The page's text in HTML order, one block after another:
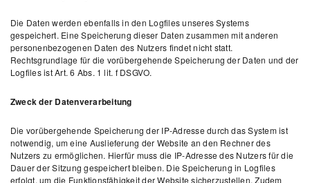
Die Daten werden ebenfalls in den Logfiles unseres Systems
gespeichert. Eine Speicherung dieser Daten zusammen mit anderen
personenbezogenen Daten des Nutzers findet nicht statt.
Rechtsgrundlage für die vorübergehende Speicherung der Daten und der
Logfiles ist Art. 6 Abs. 1 lit. f DSGVO.
Zweck der Datenverarbeitung
Die vorübergehende Speicherung der IP-Adresse durch das System ist
notwendig, um eine Auslieferung der Website an den Rechner des
Nutzers zu ermöglichen. Hierfür muss die IP-Adresse des Nutzers für die
Dauer der Sitzung gespeichert bleiben. Die Speicherung in Logfiles
erfolgt, um die Funktionsfähigkeit der Website sicherzustellen. Zudem